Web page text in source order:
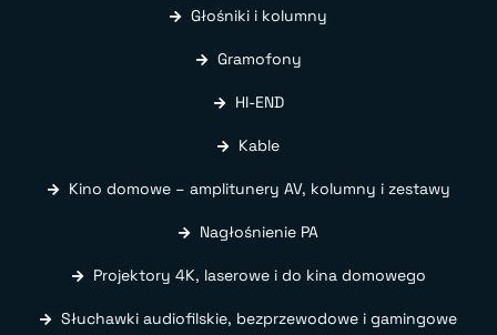
Głośniki i kolumny
Gramofony
HI-END
Kable
Kino domowe – amplitunery AV, kolumny i zestawy
Nagłośnienie PA
Projektory 4K, laserowe i do kina domowego
Słuchawki audiofilskie, bezprzewodowe i gamingowe